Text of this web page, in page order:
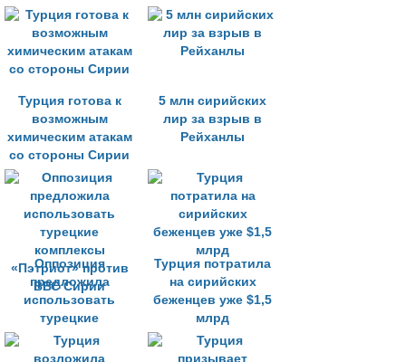
Турция готова к
возможным
химическим атакам
со стороны Сирии
5 млн сирийских
лир за взрыв в
Рейханлы
Оппозиция
предложила
использовать
турецкие
комплексы
«Пэтриот» против
Турция потратила
на сирийских
беженцев уже $1,5
млрд